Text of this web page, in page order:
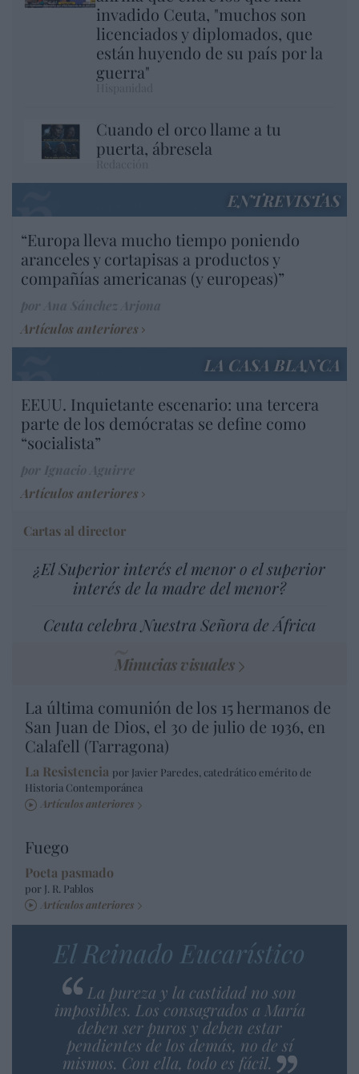
invadido Ceuta, "muchos son
licenciados y diplomados, que
están huyendo de su país por la
guerra"
Cuando el orco llame a tu
puerta, ábresela
ENTREVISTAS
“Europa lleva mucho tiempo poniendo
aranceles y cortapisas a productos y
compañías americanas (y europeas)”
Artículos anteriores
LA CASA BLANCA
EEUU. Inquietante escenario: una tercera
parte de los demócratas se define como
“socialista”
Artículos anteriores
Cartas al director
¿El Superior interés el menor o el superior
interés de la madre del menor?
Ceuta celebra Nuestra Señora de África
Minucias visuales
La última comunión de los 15 hermanos de
San Juan de Dios, el 30 de julio de 1936, en
Calafell (Tarragona)
La Resistencia por Javier Paredes, catedrático emérito de
Historia Contemporánea
Artículos anteriores
Fuego
Poeta pasmado
por J. R. Pablos
Artículos anteriores
El Reinado Eucarístico
La pureza y la castidad no son
imposibles. Los consagrados a María
deben ser puros y deben estar
pendientes de los demás, no de sí
mismos. Con ella, todo es fácil.